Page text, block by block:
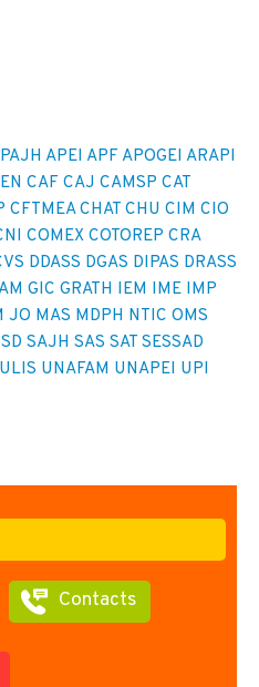
APEI APF APOGEI ARAPI
CAF CAJ CAMSP CAT
CFTMEA CHAT CHU CIM CIO
COMEX COTOREP CRA
DDASS DGAS DIPAS DRASS
GIC GRATH IEM IME IMP
JO MAS MDPH NTIC OMS
SAJH SAS SAT SESSAD
ULIS UNAFAM UNAPEI UPI
Contacts